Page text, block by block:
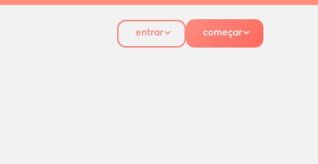
entrar começar